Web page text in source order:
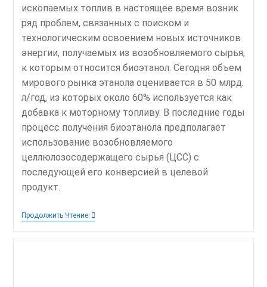
ископаемых топлив в настоящее время возник
ряд проблем, связанных с поиском и
технологическим освоением новых источников
энергии, получаемых из возобновляемого сырья,
к которым относится биоэтанол. Сегодня объем
мирового рынка этанола оценивается в 50 млрд.
л/год, из которых около 60% используется как
добавка к моторному топливу. В последние годы
процесс получения биоэтанола предполагает
использование возобновляемого
целлюлозосодержащего сырья (ЦСС) с
последующей его конверсией в целевой
продукт.
Продолжить ЧтениеТрансформация